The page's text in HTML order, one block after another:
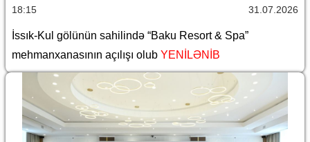
18:15 31.07.2026
İssık-Kul gölünün sahilində “Baku Resort & Spa”
mehmanxanasının açılışı olub YENİLƏNİB